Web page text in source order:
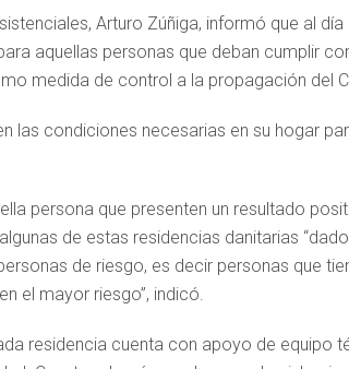
Arturo Zúñiga, informó que al
aquellas personas que deban cumplir
medida de control a la propagación del
las condiciones necesarias en su hogar
persona que presenten un resultado
de estas residencias danitarias
de riesgo, es decir personas que
el mayor riesgo”, indicó.
residencia cuenta con apoyo de equipo